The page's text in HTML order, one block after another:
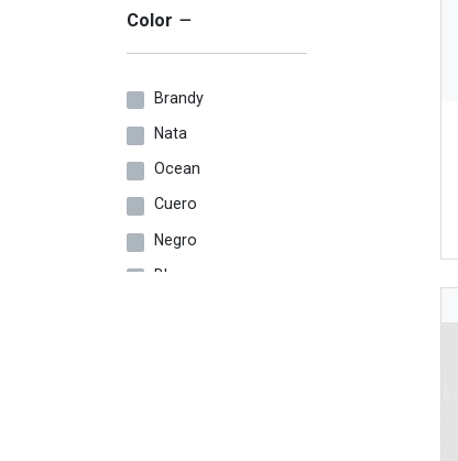
24
Color
Brandy
Nata
Ocean
Cuero
Negro
Blanco